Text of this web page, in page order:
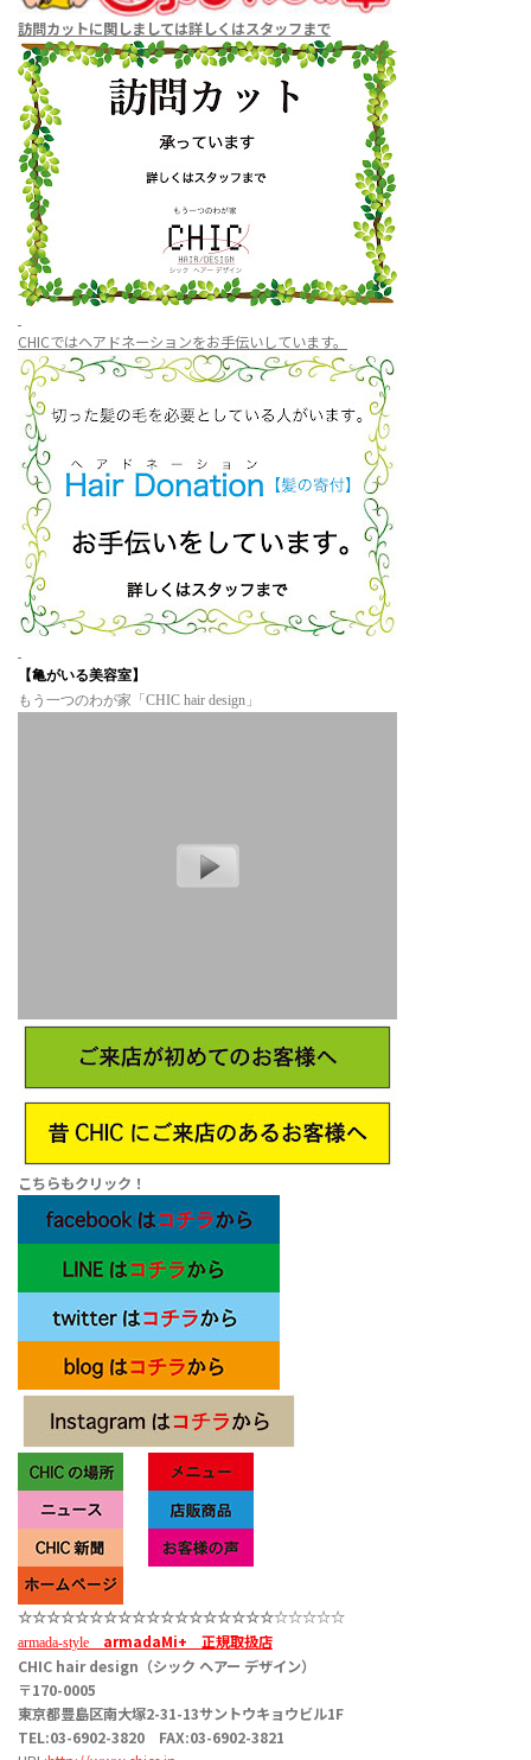
訪問カットに関しましては詳しくはスタッフまで
CHICではヘアドネーションをお手伝いしています。
【亀がいる美容室】
もう一つのわが家「CHIC hair design」
こちらもクリック！
☆☆☆☆☆☆☆☆☆☆☆☆☆☆☆☆☆☆☆☆☆☆☆
armada-style armadaMi+ 正規取扱店
CHIC hair design（シック ヘアー デザイン）
〒170-0005
東京都豊島区南大塚2-31-13サントウキョウビル1F
TEL:03-6902-3820 FAX:03-6902-3821